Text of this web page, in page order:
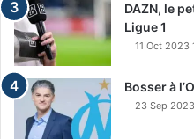
DAZN, le
Ligue 1
11 Oct 2023
Bosser à
23 Sep